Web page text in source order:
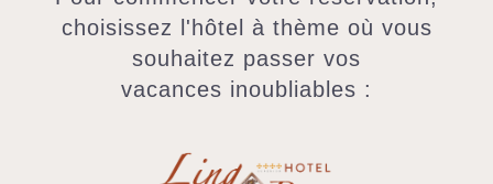
choisissez l'hôtel à thème où vous
souhaitez passer vos
vacances inoubliables :